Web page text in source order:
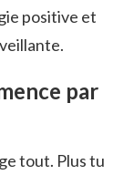
positive et
par
tout. Plus tu